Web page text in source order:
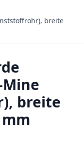
breite
breite